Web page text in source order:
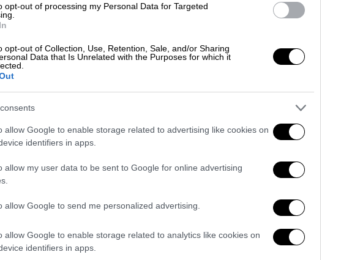
opt-out of processing my Personal Data for Targeted
opt-out of Collection, Use, Retention, Sale, and/or Sharing
Data that Is Unrelated with the Purposes for which it
allow Google to enable storage related to advertising like cookies on
identifiers in apps.
allow my user data to be sent to Google for online advertising
allow Google to send me personalized advertising.
allow Google to enable storage related to analytics like cookies on
identifiers in apps.
Υποθέσεων Σωμάτων Ασφαλείας
της Τετάρτης 19 Μαρτίου στην
και ο παθολογοανατόμος που
Για τι ερευνώνται
τη γραμμή 4 του μετρό: Δεν
μέθοδος κατασκευής